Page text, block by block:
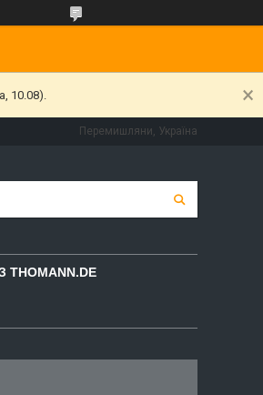
10.08).
Перемишляни, Україна